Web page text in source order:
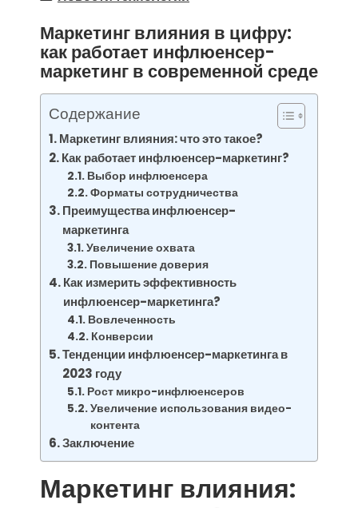
Маркетинг влияния в цифру:
как работает инфлюенсер-
маркетинг в современной среде
Содержание
Маркетинг влияния: что это такое?
Как работает инфлюенсер-маркетинг?
Выбор инфлюенсера
Форматы сотрудничества
Преимущества инфлюенсер-
маркетинга
Увеличение охвата
Повышение доверия
Как измерить эффективность
инфлюенсер-маркетинга?
Вовлеченность
Конверсии
Тенденции инфлюенсер-маркетинга в
2023 году
Рост микро-инфлюенсеров
Увеличение использования видео-
контента
Заключение
Маркетинг влияния: